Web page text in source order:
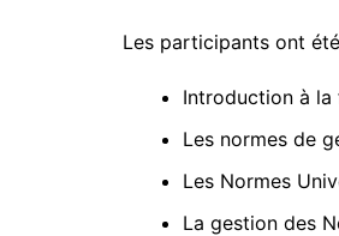
Les participants ont
Introduction à la
Les normes de
Les Normes
La gestion des